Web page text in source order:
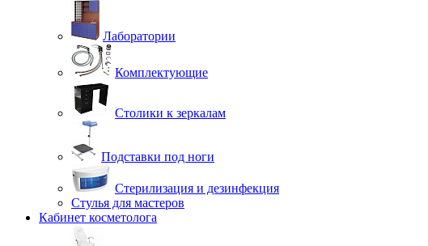
Лаборатории
Комплектующие
Столики к зеркалам
Подставки под ноги
Стерилизация и дезинфекция
Стулья для мастеров
Кабинет косметолога